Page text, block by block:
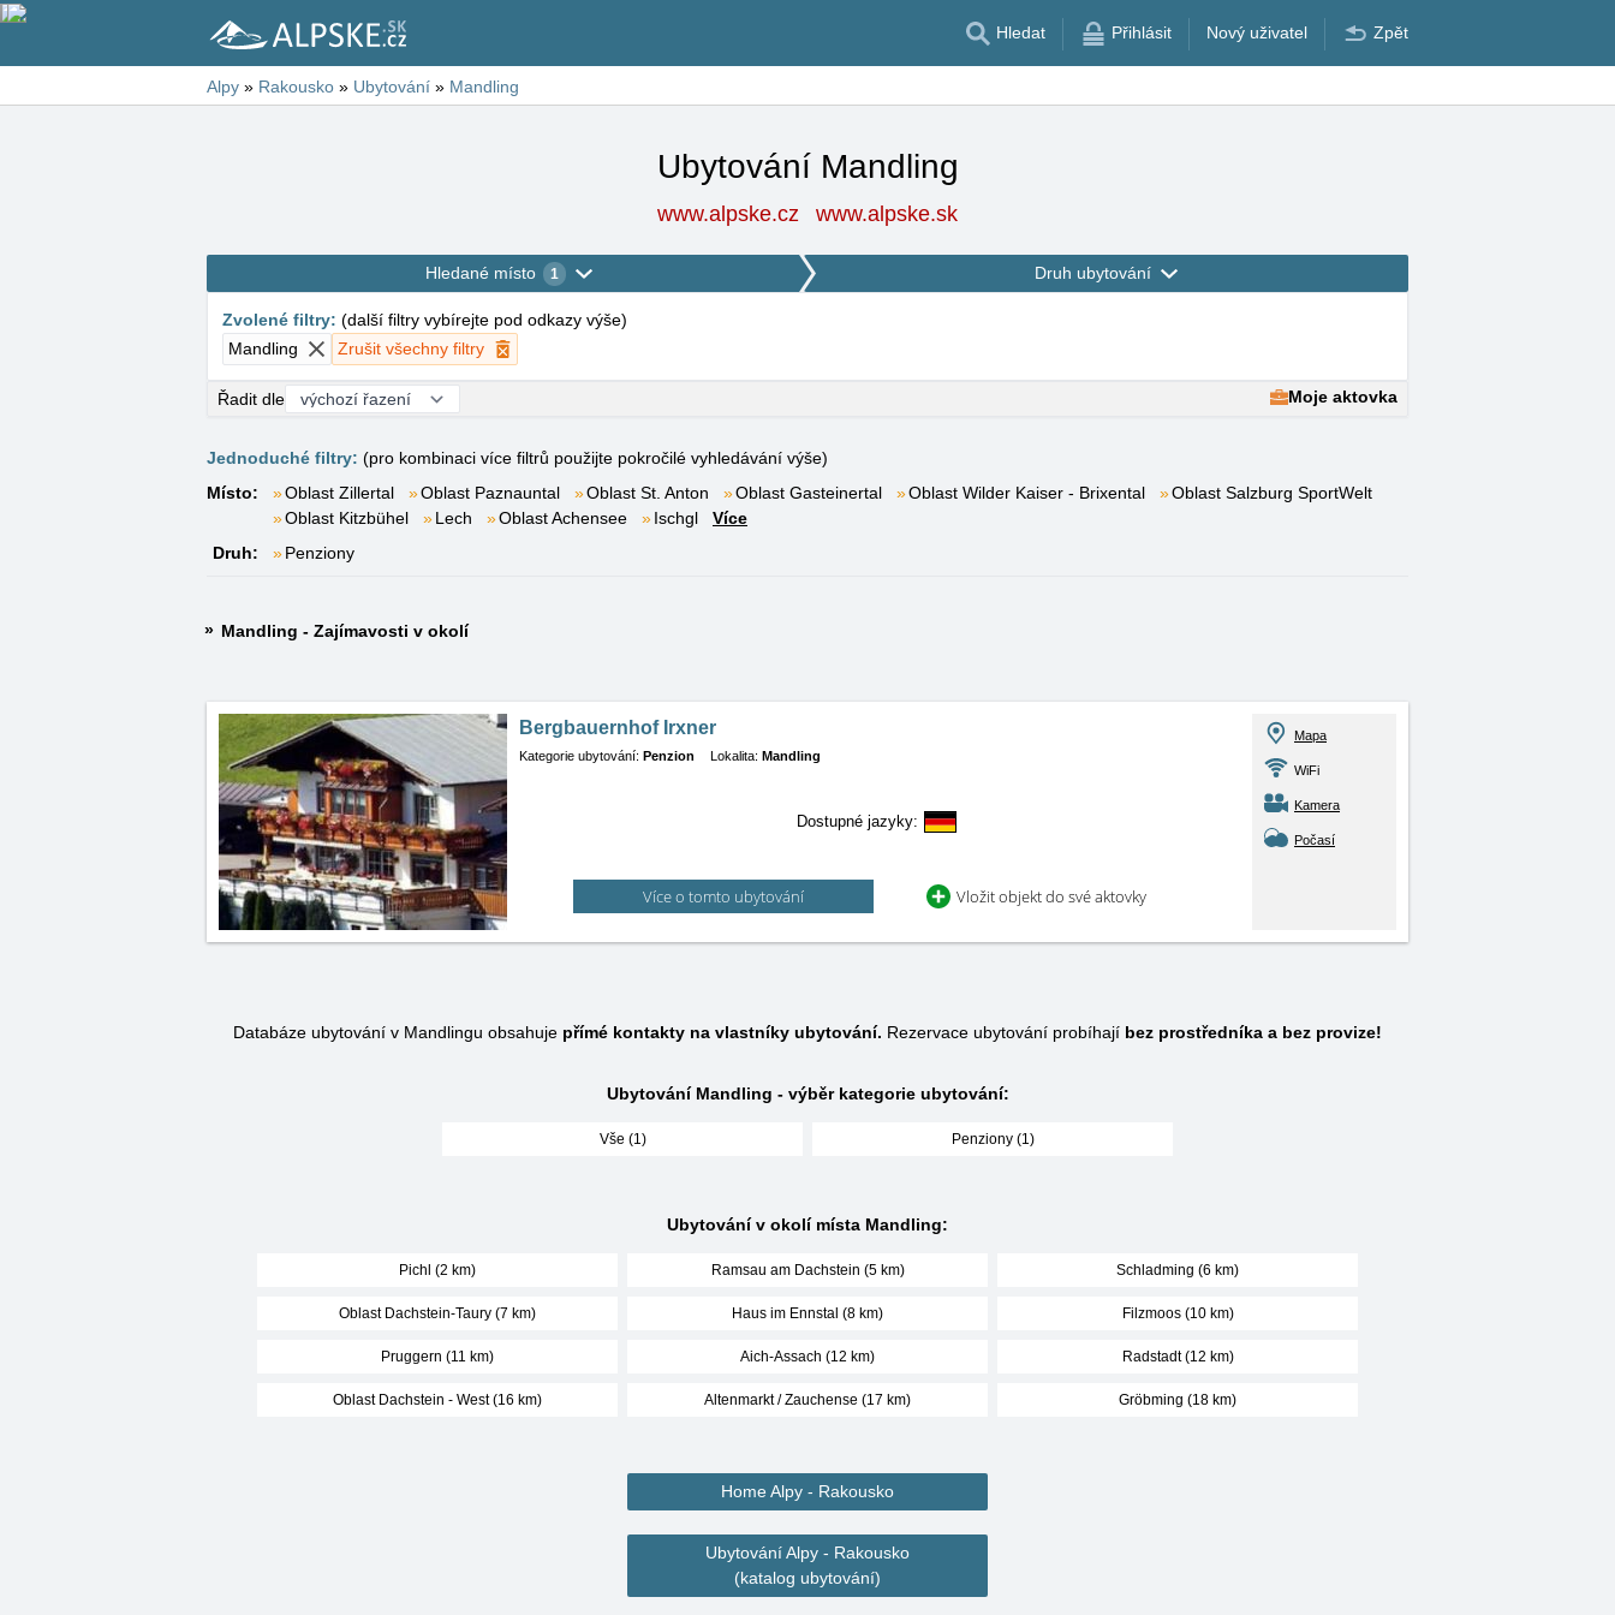
Hledat Přihlásit Nový uživatel Zpět
Alpy » Rakousko » Ubytování » Mandling
Ubytování Mandling
www.alpske.cz www.alpske.sk
Hledané místo 1 Druh ubytování
Zvolené filtry: (další filtry vybírejte pod odkazy výše)
Mandling
Zrušit všechny filtry
Řadit dle Moje aktovka
Jednoduché filtry: (pro kombinaci více filtrů použijte pokročilé vyhledávání výše)
Místo:
Oblast Zillertal Oblast Paznauntal Oblast St. Anton Oblast Gasteinertal Oblast Wilder Kaiser - Brixental
Oblast Salzburg SportWelt
Oblast Kitzbühel
Lech Oblast Achensee Ischgl
Více
Druh:
Penziony
Mandling - Zajímavosti v okolí
Bergbauernhof Irxner
Kategorie ubytování: Penzion Lokalita: Mandling
Dostupné jazyky:
Více o tomto ubytování Vložit objekt do své aktovky
Mapa
WiFi
Kamera
Počasí
Databáze ubytování v Mandlingu obsahuje přímé kontakty na vlastníky ubytování. Rezervace ubytování probíhají bez prostředníka a bez provize!
Ubytování Mandling - výběr kategorie ubytování:
Vše (1) Penziony (1)
Ubytování v okolí místa Mandling:
Pichl (2 km) Ramsau am Dachstein (5 km) Schladming (6 km)
Oblast Dachstein-Taury (7 km) Haus im Ennstal (8 km) Filzmoos (10 km)
Pruggern (11 km) Aich-Assach (12 km) Radstadt (12 km)
Oblast Dachstein - West (16 km) Altenmarkt / Zauchense (17 km) Gröbming (18 km)
Home Alpy - Rakousko
Ubytování Alpy - Rakousko
(katalog ubytování)